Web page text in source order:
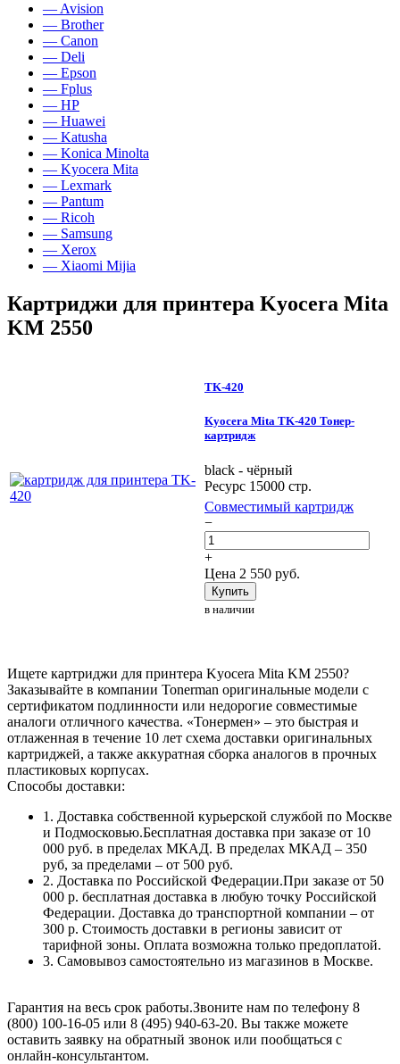
— Avision
— Brother
— Canon
— Deli
— Epson
— Fplus
— HP
— Huawei
— Katusha
— Konica Minolta
— Kyocera Mita
— Lexmark
— Pantum
— Ricoh
— Samsung
— Xerox
— Xiaomi Mijia
Картриджи для принтера Kyocera Mita
KM 2550
TK-420
Kyocera Mita TK-420 Тонер-
картридж
black - чёрный
Ресурс 15000 стр.
Совместимый картридж
−
+
Цена 2 550 руб.
Купить
в наличии
Ищете картриджи для принтера Kyocera Mita KM 2550?
Заказывайте в компании Tonerman оригинальные модели с
сертификатом подлинности или недорогие совместимые
аналоги отличного качества. «Тонермен» – это быстрая и
отлаженная в течение 10 лет схема доставки оригинальных
картриджей, а также аккуратная сборка аналогов в прочных
пластиковых корпусах.
Способы доставки:
1. Доставка собственной курьерской службой по Москве
и Подмосковью.Бесплатная доставка при заказе от 10
000 руб. в пределах МКАД. В пределах МКАД – 350
руб, за пределами – от 500 руб.
2. Доставка по Российской Федерации.При заказе от 50
000 р. бесплатная доставка в любую точку Российской
Федерации. Доставка до транспортной компании – от
300 р. Стоимость доставки в регионы зависит от
тарифной зоны. Оплата возможна только предоплатой.
3. Самовывоз самостоятельно из магазинов в Москве.
Гарантия на весь срок работы.Звоните нам по телефону 8
(800) 100-16-05 или 8 (495) 940-63-20. Вы также можете
оставить заявку на обратный звонок или пообщаться с
онлайн-консультантом.